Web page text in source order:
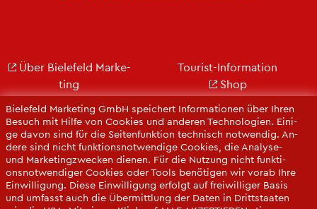
Bie­le­feld Mar­ke­ting GmbH spei­chert In­for­ma­tio­nen über Ihren
Be­such mit Hilfe von Coo­kies und an­de­ren Tech­no­lo­gi­en. Ei­ni­
ge davon sind für die Sei­ten­funk­ti­on tech­nisch not­wen­dig. An­
de­re sind nicht funk­ti­ons­not­wen­di­ge Coo­kies, die Ana­ly­se-
und Mar­ke­ting­zwe­cken die­nen. Für die Nut­zung nicht funk­ti­
ons­not­wen­di­ger Coo­kies oder Tools be­nö­ti­gen wir vorab Ihre
Ein­wil­li­gung. Diese Ein­wil­li­gung er­folgt auf frei­wil­li­ger Basis
und um­fasst auch die Über­mitt­lung der Daten in Dritt­staa­ten
Über Bie­le­feld Mar­ke­
ting
Kon­takt
Ge­schäfts­be­richt
Pres­se
Tou­rist-In­for­ma­ti­on
Shop
Bie­le­feld-Gut­schein
Web­cams